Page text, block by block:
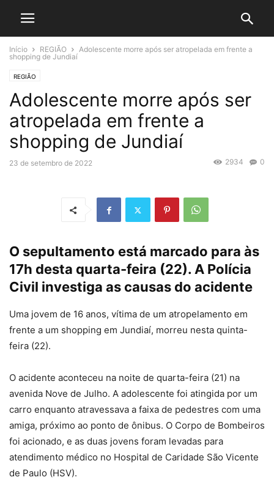
Início REGIÃO
Adolescente morre após ser atropelada em frente a
shopping de Jundiaí
REGIÃO
Adolescente morre após ser
atropelada em frente a
shopping de Jundiaí
23 de setembro de 2022 0
2934
O sepultamento está marcado para às
17h desta quarta-feira (22). A Polícia
Civil investiga as causas do acidente
Uma jovem de 16 anos, vítima de um atropelamento em
frente a um shopping em Jundiaí, morreu nesta quinta-
feira (22).
O acidente aconteceu na noite de quarta-feira (21) na
avenida Nove de Julho. A adolescente foi atingida por um
carro enquanto atravessava a faixa de pedestres com uma
amiga, próximo ao ponto de ônibus. O Corpo de Bombeiros
foi acionado, e as duas jovens foram levadas para
atendimento médico no Hospital de Caridade São Vicente
de Paulo (HSV).